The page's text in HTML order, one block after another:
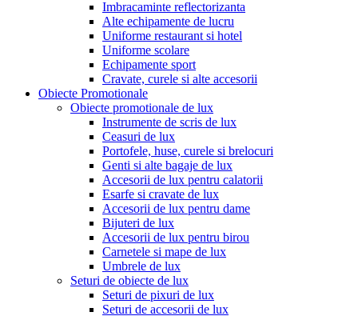
Imbracaminte reflectorizanta
Alte echipamente de lucru
Uniforme restaurant si hotel
Uniforme scolare
Echipamente sport
Cravate, curele si alte accesorii
Obiecte Promotionale
Obiecte promotionale de lux
Instrumente de scris de lux
Ceasuri de lux
Portofele, huse, curele si brelocuri
Genti si alte bagaje de lux
Accesorii de lux pentru calatorii
Esarfe si cravate de lux
Accesorii de lux pentru dame
Bijuteri de lux
Accesorii de lux pentru birou
Carnetele si mape de lux
Umbrele de lux
Seturi de obiecte de lux
Seturi de pixuri de lux
Seturi de accesorii de lux